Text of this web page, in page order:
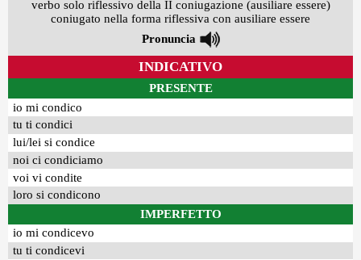
verbo solo riflessivo della II coniugazione (ausiliare essere)
coniugato nella forma riflessiva con ausiliare essere
Pronuncia
INDICATIVO
PRESENTE
io mi condico
tu ti condici
lui/lei si condice
noi ci condiciamo
voi vi condite
loro si condicono
IMPERFETTO
io mi condicevo
tu ti condicevi